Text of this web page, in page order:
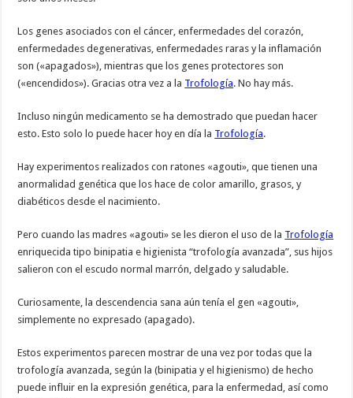
Los genes asociados con el cáncer, enfermedades del corazón,
enfermedades degenerativas, enfermedades raras y la inflamación
son («apagados»), mientras que los genes protectores son
(«encendidos»). Gracias otra vez a la Trofología. No hay más.
Incluso ningún medicamento se ha demostrado que puedan hacer
esto. Esto solo lo puede hacer hoy en día la Trofología.
Hay experimentos realizados con ratones «agouti», que tienen una
anormalidad genética que los hace de color amarillo, grasos, y
diabéticos desde el nacimiento.
Pero cuando las madres «agouti» se les dieron el uso de la Trofología
enriquecida tipo binipatia e higienista “trofología avanzada”, sus hijos
salieron con el escudo normal marrón, delgado y saludable.
Curiosamente, la descendencia sana aún tenía el gen «agouti»,
simplemente no expresado (apagado).
Estos experimentos parecen mostrar de una vez por todas que la
trofología avanzada, según la (binipatia y el higienismo) de hecho
puede influir en la expresión genética, para la enfermedad, así como